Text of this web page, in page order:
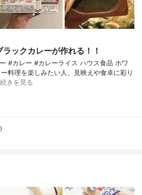
ックカレーが作れる！！
#カレー #カレーライス ハウス食品 ホワ
料理を楽しみたい人、見映えや食卓に彩り
続きを見る